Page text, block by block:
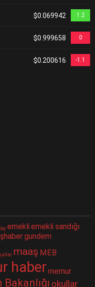
$0.069942 1.2
$0.999658 0
$0.200616 -1.1
emekliemekli sandığı
gundem
maaş MEB
habermemur
okullar